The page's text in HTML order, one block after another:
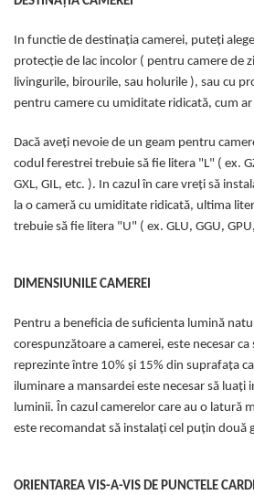
In functie de destinația camerei, puteți
protecție de lac incolor ( pentru camere de
livingurile, birourile, sau holurile ), sau cu
pentru camere cu umiditate ridicată, cum
Dacă aveți nevoie de un geam pentru
codul ferestrei trebuie să fie litera "L" ( ex.
GXL, GIL, etc. ). In cazul în care vreți să
la o cameră cu umiditate ridicată, ultima
trebuie să fie litera "U" ( ex. GLU, GGU,
DIMENSIUNILE CAMEREI
Pentru a beneficia de suficienta lumină
corespunzătoare a camerei, este necesar
reprezinte între 10% și 15% din suprafața
iluminare a mansardei este necesar să luați
luminii. În cazul camerelor care au o latură
este recomandat să instalați cel puțin două
ORIENTAREA VIS-A-VIS DE PUNCTELE